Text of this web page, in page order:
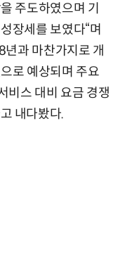
주도하였으며 기
장세를 보였다“며
과 마찬가지로 개
로 예상되며 주요
비스 대비 요금 경쟁
내다봤다.